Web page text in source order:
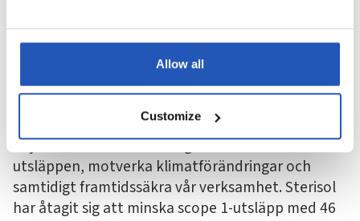
Allow all
Customize
Science Based Targets hjälper företag att sätta
klimatmål som faktiskt gör skillnad. Genom att
följa den senaste forskningen kan vi minska
utsläppen, motverka klimatförändringar och
samtidigt framtidssäkra vår verksamhet. Sterisol
har åtagit sig att minska scope 1-utsläpp med 46